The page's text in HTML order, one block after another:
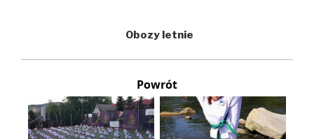
Obozy letnie
Powrót